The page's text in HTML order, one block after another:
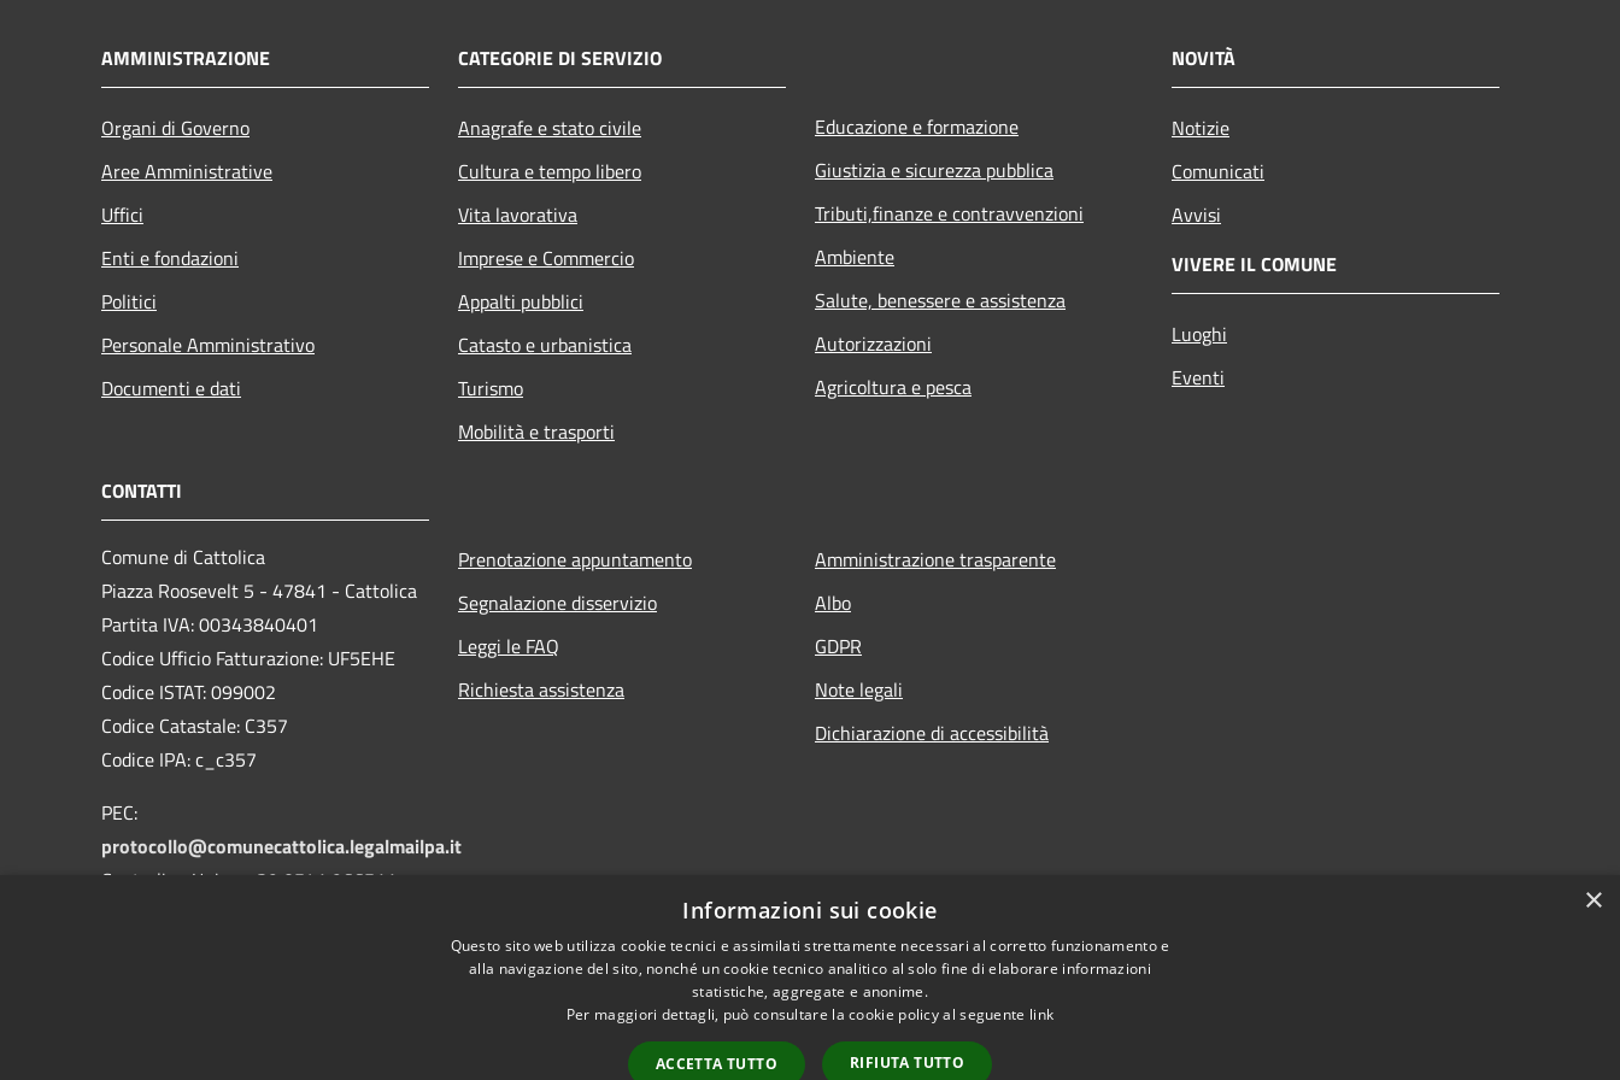
AMMINISTRAZIONE
Organi di Governo
Aree Amministrative
Uffici
Enti e fondazioni
Politici
Personale Amministrativo
Documenti e dati
CATEGORIE DI SERVIZIO
Anagrafe e stato civile
Cultura e tempo libero
Vita lavorativa
Imprese e Commercio
Appalti pubblici
Catasto e urbanistica
Turismo
Mobilità e trasporti
Educazione e formazione
Giustizia e sicurezza pubblica
Tributi,finanze e contravvenzioni
Ambiente
Salute, benessere e assistenza
Autorizzazioni
Agricoltura e pesca
NOVITÀ
Notizie
Comunicati
Avvisi
VIVERE IL COMUNE
Luoghi
Eventi
CONTATTI
Comune di Cattolica
Piazza Roosevelt 5 - 47841 - Cattolica
Partita IVA: 00343840401
Codice Ufficio Fatturazione: UF5EHE
Codice ISTAT: 099002
Codice Catastale: C357
Codice IPA: c_c357
PEC:
protocollo@comunecattolica.legalmailpa.it
Centralino Unico: +39 0541 966511
Prenotazione appuntamento
Segnalazione disservizio
Leggi le FAQ
Richiesta assistenza
Amministrazione trasparente
Albo
GDPR
Note legali
Dichiarazione di accessibilità
×
Informazioni sui cookie
Questo sito web utilizza cookie tecnici e assimilati strettamente necessari al corretto funzionamento e
alla navigazione del sito, nonché un cookie tecnico analitico al solo fine di elaborare informazioni
statistiche, aggregate e anonime.
Per maggiori dettagli, può consultare la cookie policy al seguente link
ACCETTA TUTTO RIFIUTA TUTTO